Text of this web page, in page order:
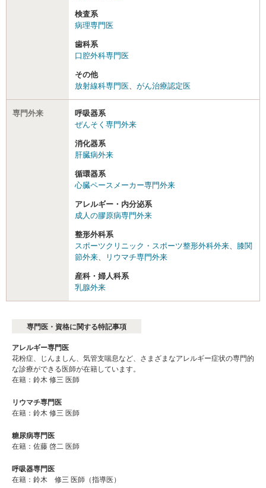
検査系
病理専門医
歯科系
口腔外科専門医
その他
放射線科専門医
がん治療認定医
専門外来
呼吸器系
ぜんそく専門外来
消化器系
肝臓病外来
循環器系
心臓ペースメーカー専門外来
アレルギー・内分泌系
成人の膠原病専門外来
整形外科系
スポーツクリニック・スポーツ整形外科外来
膝関
節外来
リウマチ専門外来
産科・婦人科系
乳腺外来
専門医・資格に関する特記事項
アレルギー専門医
花粉症、じんましん、気管支喘息など、さまざまなアレルギー症状の専門的
な診療ができる医師が在籍しています。
在籍：鈴木 修三 医師
リウマチ専門医
在籍：鈴木 修三 医師
糖尿病専門医
在籍：佐藤 啓二 医師
呼吸器専門医
在籍：鈴木 修三 医師（指導医）